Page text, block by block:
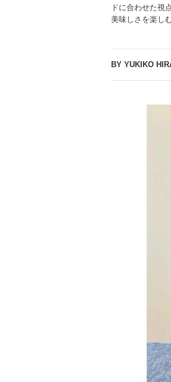
ドに合わせた視
美味しさを楽し
BY YUKIKO